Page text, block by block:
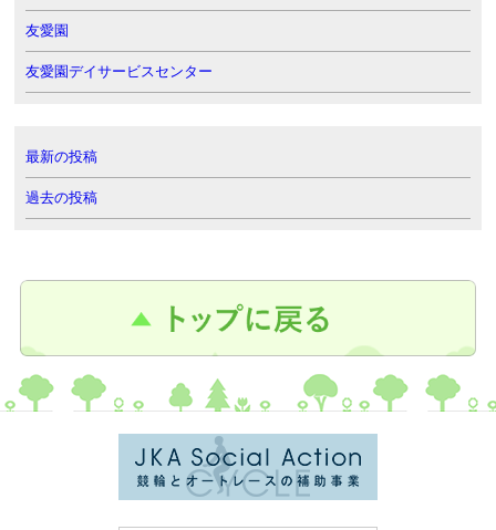
友愛園
友愛園デイサービスセンター
最新の投稿
過去の投稿